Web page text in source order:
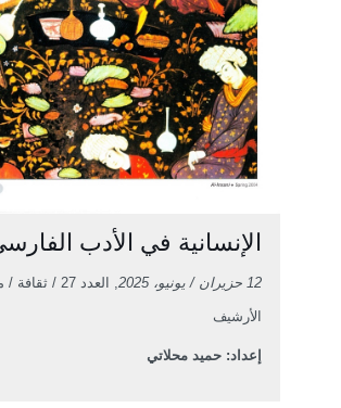
الإنسانية في الأدب
12 حزيران / يونيو، 2025 , العدد 27 /
الأرشيف
إعداد: حميد محلاتي